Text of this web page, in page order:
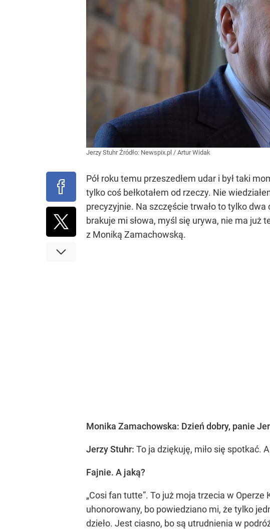
Jerzy StuhrŹródło: Newspix.pl / Artur Widak
Pół roku temu przeszedłem udar i był taki
tylko coś bełkotałem od rzeczy. Nie
precyzyjnie. Na szczęście trwało to tylko
brakuje mi słowa, myśl się urywa, nie ma
z Moniką Zamachowską.
Monika Zamachowska: Dzień dobry, panie
Jerzy Stuhr: To ja dziękuję, miło się spotkać.
Fajnie. A jaką?
„Cosi fan tutte”. To już moja trzecia w Operze
uhonorowany, bo powiedziano mi, że tylko
dzieło. Jest ciasno, bo są utrudnienia w